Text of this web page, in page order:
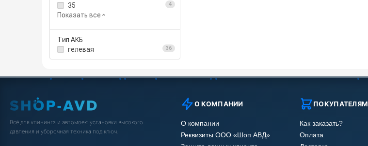
35 4
Показать все
Тип АКБ
гелевая
36
Всё для клининга и автомоек: установки высокого
давления и уборочная техника под ключ.
О КОМПАНИИ
О компании
Реквизиты ООО «Шоп АВД»
ПОКУПАТЕЛЯМ
Как заказать?
Оплата